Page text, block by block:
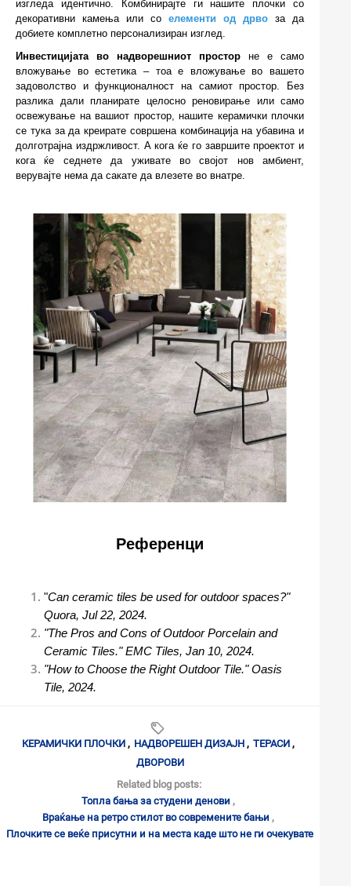
изгледа идентично. Комбинирајте ги нашите плочки со
декоративни камења или со елементи од дрво за да
добиете комплетно персонализиран изглед.
Инвестицијата во надворешниот простор не е само
вложување во естетика – тоа е вложување во вашето
задоволство и функционалност на самиот простор. Без
разлика дали планирате целосно реновирање или само
освежување на вашиот простор, нашите керамички плочки
се тука за да креирате совршена комбинација на убавина и
долготрајна издржливост. А кога ќе го завршите проектот и
кога ќе седнете да уживате во својот нов амбиент,
верувајте нема да сакате да влезете во внатре.
Референци
"Can ceramic tiles be used for outdoor spaces?"
Quora, Jul 22, 2024.
"The Pros and Cons of Outdoor Porcelain and
Ceramic Tiles." EMC Tiles, Jan 10, 2024.
"How to Choose the Right Outdoor Tile." Oasis
Tile, 2024.
КЕРАМИЧКИ ПЛОЧКИ , НАДВОРЕШЕН ДИЗАЈН , ТЕРАСИ ,
ДВОРОВИ
Related blog posts:
Топла бања за студени денови ,
Враќање на ретро стилот во современите бањи ,
Плочките се веќе присутни и на места каде што не ги очекувате